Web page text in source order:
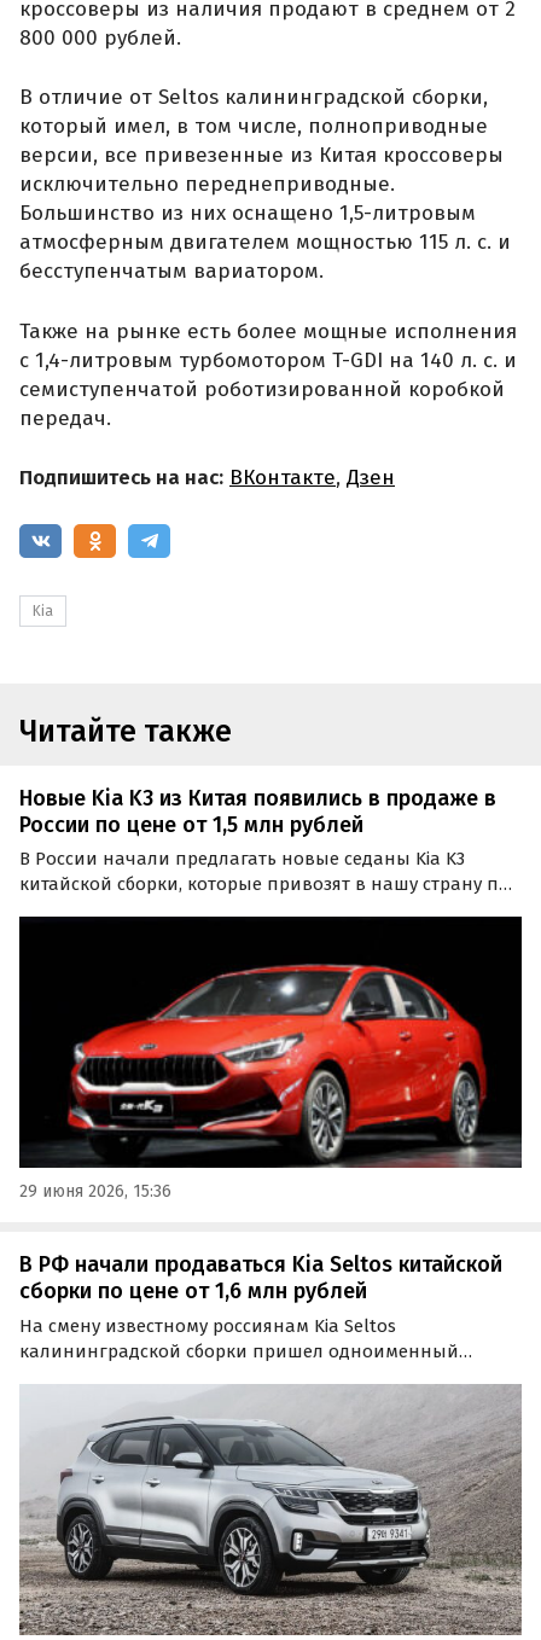
кроссоверы из наличия продают в среднем от 2
800 000 рублей.
В отличие от Seltos калининградской сборки,
который имел, в том числе, полноприводные
версии, все привезенные из Китая кроссоверы
исключительно переднеприводные.
Большинство из них оснащено 1,5-литровым
атмосферным двигателем мощностью 115 л. с. и
бесступенчатым вариатором.
Также на рынке есть более мощные исполнения
с 1,4-литровым турбомотором T-GDI на 140 л. с. и
семиступенчатой роботизированной коробкой
передач.
Подпишитесь на нас: ВКонтакте, Дзен
Kia
Читайте также
Новые Kia K3 из Китая появились в продаже в
России по цене от 1,5 млн рублей
В России начали предлагать новые седаны Kia K3
китайской сборки, которые привозят в нашу страну по
29 июня 2026, 15:36
В РФ начали продаваться Kia Seltos китайской
сборки по цене от 1,6 млн рублей
На смену известному россиянам Kia Seltos
калининградской сборки пришел одноименный
отличается от него интерьером и увеличенной на 2 см
колесной базой.